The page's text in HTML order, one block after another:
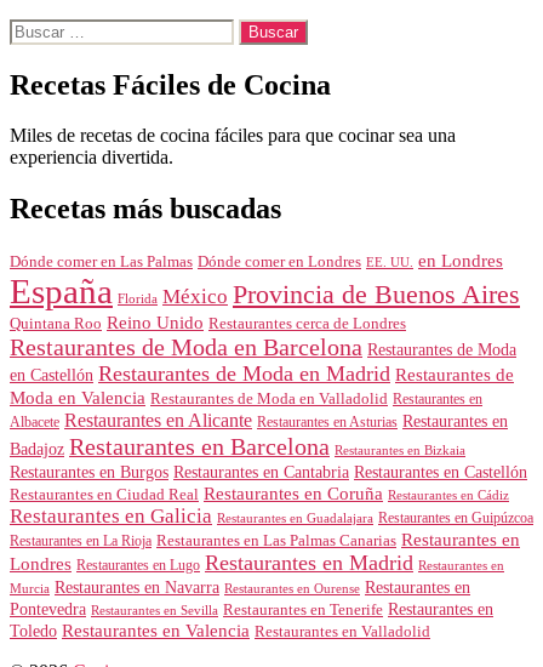
Buscar:
Recetas Fáciles de Cocina
Miles de recetas de cocina fáciles para que cocinar sea una
experiencia divertida.
Recetas más buscadas
Dónde comer en Las Palmas Dónde comer en Londres EE. UU. en Londres
España Florida México Provincia de Buenos Aires
Quintana Roo Reino Unido Restaurantes cerca de Londres
Restaurantes de Moda en Barcelona Restaurantes de Moda
en Castellón Restaurantes de Moda en Madrid Restaurantes de
Moda en Valencia Restaurantes de Moda en Valladolid Restaurantes en
Albacete Restaurantes en Alicante Restaurantes en Asturias Restaurantes en
Badajoz Restaurantes en Barcelona Restaurantes en Bizkaia
Restaurantes en Burgos Restaurantes en Cantabria Restaurantes en Castellón
Restaurantes en Ciudad Real Restaurantes en Coruña Restaurantes en Cádiz
Restaurantes en Galicia Restaurantes en Guadalajara Restaurantes en Guipúzcoa
Restaurantes en La Rioja Restaurantes en Las Palmas Canarias Restaurantes en
Londres Restaurantes en Lugo Restaurantes en Madrid Restaurantes en
Murcia Restaurantes en Navarra Restaurantes en Ourense Restaurantes en
Pontevedra Restaurantes en Sevilla Restaurantes en Tenerife Restaurantes en
Toledo Restaurantes en Valencia Restaurantes en Valladolid